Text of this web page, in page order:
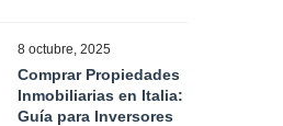
8 octubre, 2025
Comprar Propiedades
Inmobiliarias en Italia:
Guía para Inversores